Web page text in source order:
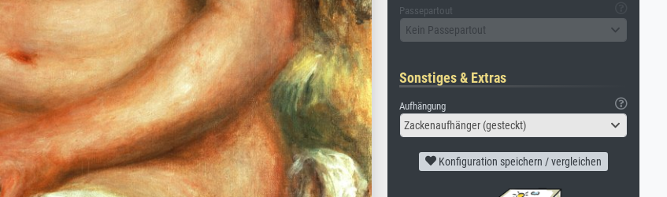
Passepartout
Kein Passepartout
Sonstiges & Extras
Aufhängung
Zackenaufhänger (gesteckt)
Konfiguration speichern / vergleichen